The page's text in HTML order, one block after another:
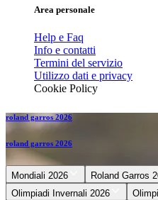
Area personale
Help e Faq
Info e contatti
Termini del servizio
Utilizzo dati e privacy
Cookie Policy
roland garros 2026
roland garros 2026
Mondiali 2026 Roland Garros
Olimpiadi Invernali 2026